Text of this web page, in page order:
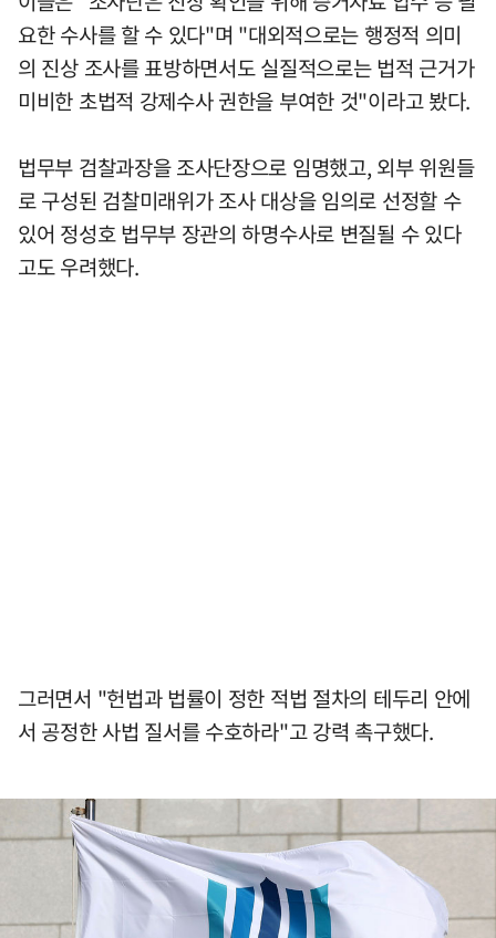
요한 수사를 할 수 있다"며 "대외적으로는 행정적 의미
의 진상 조사를 표방하면서도 실질적으로는 법적 근거가
미비한 초법적 강제수사 권한을 부여한 것"이라고 봤다.
법무부 검찰과장을 조사단장으로 임명했고, 외부 위원들
로 구성된 검찰미래위가 조사 대상을 임의로 선정할 수
있어 정성호 법무부 장관의 하명수사로 변질될 수 있다
고도 우려했다.
그러면서 "헌법과 법률이 정한 적법 절차의 테두리 안에
서 공정한 사법 질서를 수호하라"고 강력 촉구했다.